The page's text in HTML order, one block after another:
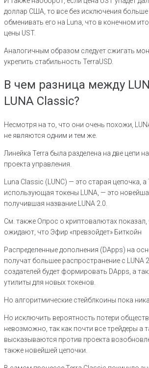
доллар США, то все без исключения больше
обменивать его на Luna, что в конечном
цены UST.
Аналогичным образом следует сжигать
укрепить стабильность TerraUSD.
В чем разница между
LUNA Classic?
Несмотря на то, что они очень похожи,
не являются одним и тем же.
Линейка Terra была разделена на две цепи
проекта управления.
Luna Classic (LUNC) — это старая цепочка, а
использующая токены LUNA, — это
получившая название LUNA 2.0.
См. также Опрос о криптовалютах показал,
ожидают, что Эфир «превзойдет» Биткойн
Распределенные дополнения (DApps) на
получат большее распространение с LUNA
создателей будет формировать DApps, а
утилиты для новых токенов.
Но алгоритмические стейблкоины пока
Но исключить вероятность потери
невозможно, так как почти все трейдеры а
высказываются против проекта
также новейшей цепочки.